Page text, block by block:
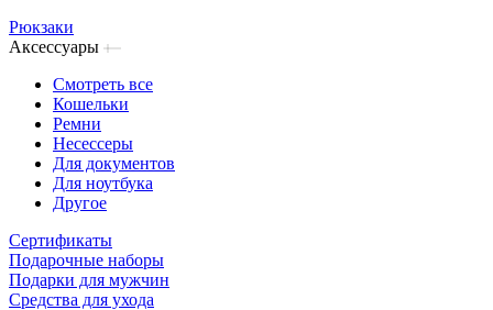
Рюкзаки
Аксессуары
Смотреть все
Кошельки
Ремни
Несессеры
Для документов
Для ноутбука
Другое
Сертификаты
Подарочные наборы
Подарки для мужчин
Средства для ухода